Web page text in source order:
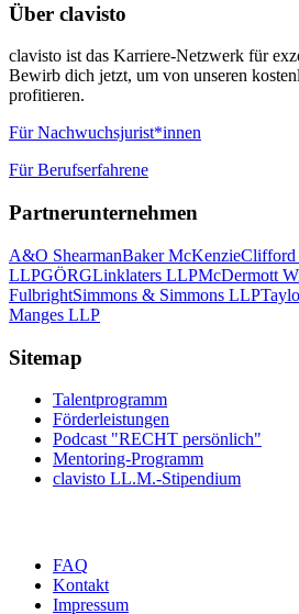
Über clavisto
clavisto ist das Karriere-Netzwerk für
Bewirb dich jetzt, um von unseren
profitieren.
Für Nachwuchsjurist*innen
Für Berufserfahrene
Partnerunternehmen
A&O ShearmanBaker McKenzieClifford
LLPGÖRGLinklaters LLPMcDermott
FulbrightSimmons & Simmons LLP
Manges LLP
Sitemap
Talentprogramm
Förderleistungen
Podcast "RECHT persönlich"
Mentoring-Programm
clavisto LL.M.-Stipendium
FAQ
Kontakt
Impressum